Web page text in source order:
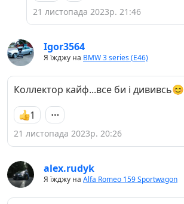
21 листопада 2023р. 21:46
Igor3564
Я їжджу на BMW 3 series (E46)
Коллектор кайф...все би і дививсь😊
1
21 листопада 2023р. 20:26
alex.rudyk
Я їжджу на Alfa Romeo 159 Sportwagon